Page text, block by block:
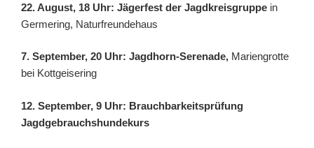
22. August, 18 Uhr: Jägerfest der Jagdkreisgruppe in
Germering, Naturfreundehaus
7. September, 20 Uhr: Jagdhorn-Serenade, Mariengrotte
bei Kottgeisering
12. September, 9 Uhr: Brauchbarkeitsprüfung
Jagdgebrauchshundekurs